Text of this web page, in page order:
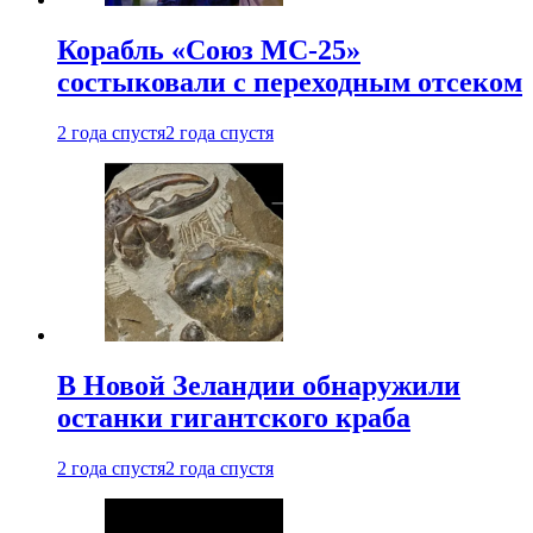
Корабль «Союз МС-25»
состыковали с переходным отсеком
2 года спустя2 года спустя
В Новой Зеландии обнаружили
останки гигантского краба
2 года спустя2 года спустя